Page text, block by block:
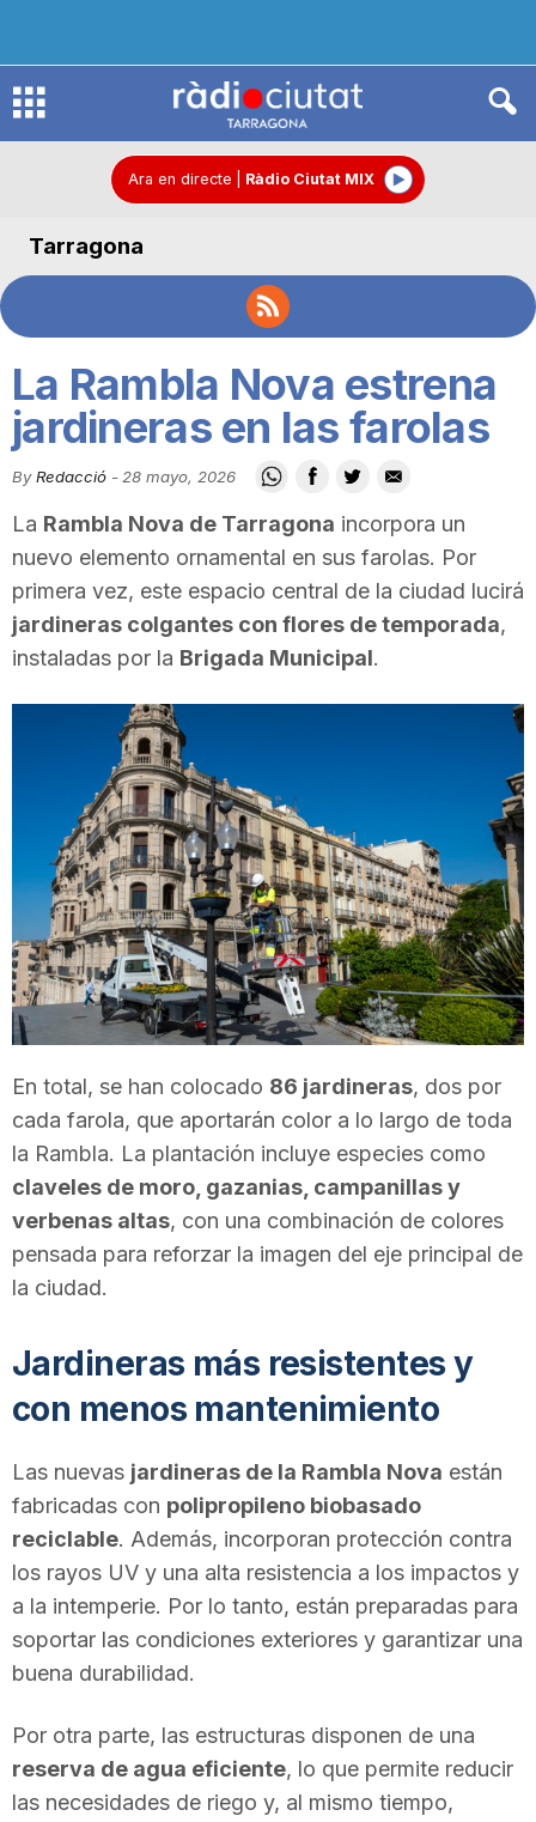
R
d
C
i
u
d
T
r
a
g
n
Ara en directe Ràdio Ciutat MIX
Tarragona
La Rambla Nova estrena
jardineras en las farolas
By Redacció - 28 mayo, 2026
La Rambla Nova de Tarragona incorpora un
nuevo elemento ornamental en sus farolas. Por
primera vez, este espacio central de la ciudad lucirá
jardineras colgantes con flores de temporada,
instaladas por la Brigada Municipal.
En total, se han colocado 86 jardineras, dos por
cada farola, que aportarán color a lo largo de toda
la Rambla. La plantación incluye especies como
claveles de moro, gazanias, campanillas y
verbenas altas, con una combinación de colores
pensada para reforzar la imagen del eje principal de
la ciudad.
Jardineras más resistentes y
con menos mantenimiento
Las nuevas jardineras de la Rambla Nova están
fabricadas con polipropileno biobasado
reciclable. Además, incorporan protección contra
los rayos UV y una alta resistencia a los impactos y
a la intemperie. Por lo tanto, están preparadas para
soportar las condiciones exteriores y garantizar una
buena durabilidad.
Por otra parte, las estructuras disponen de una
reserva de agua eficiente, lo que permite reducir
las necesidades de riego y, al mismo tiempo,